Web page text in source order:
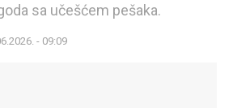
sa učešćem pešaka.
- 09:09